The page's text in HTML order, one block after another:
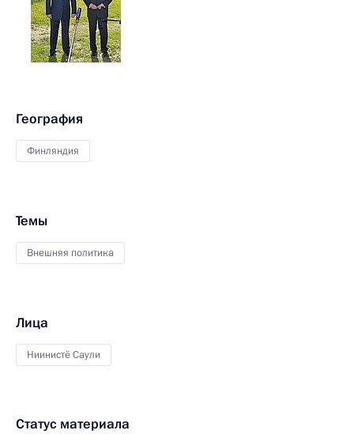
География
Финляндия
Темы
Внешняя политика
Лица
Ниинистё Саули
Статус материала